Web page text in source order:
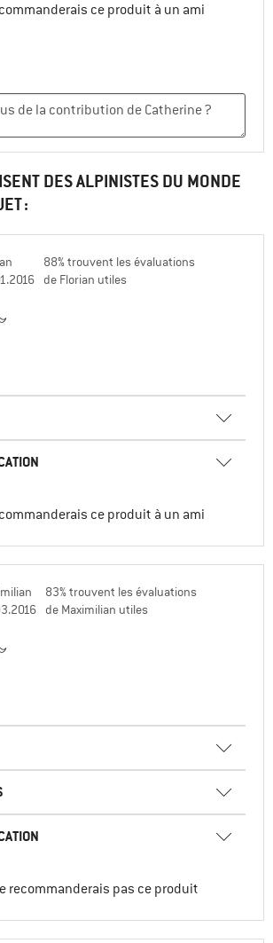
ce produit à un ami
DES ALPINISTES DU MONDE
:
88% trouvent les évaluations
de Florian utiles
ce produit à un ami
83% trouvent les évaluations
de Maximilian utiles
recommanderais pas ce produit